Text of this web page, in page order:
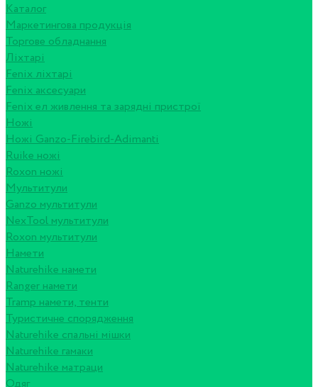
Каталог
Маркетингова продукція
Торгове обладнання
Ліхтарі
Fenix ліхтарі
Fenix аксесуари
Fenix ел живлення та зарядні пристрої
Ножі
Ножі Ganzo-Firebird-Adimanti
Ruike ножі
Roxon ножi
Мультитули
Ganzo мультитули
NexTool мультитули
Roxon мультитули
Намети
Naturehike намети
Ranger намети
Tramp намети, тенти
Туристичне спорядження
Naturehike спальні мішки
Naturehike гамаки
Naturehike матраци